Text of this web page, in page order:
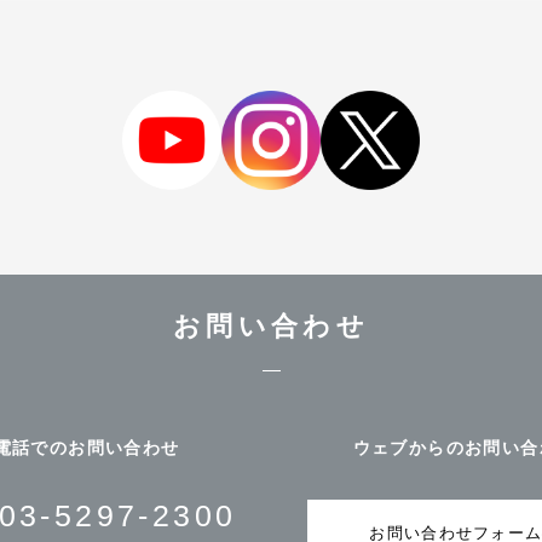
お問い合わせ
話でのお問い合わせ
03-5297-2300
ウェブからのお問い合
お問い合わせフォー